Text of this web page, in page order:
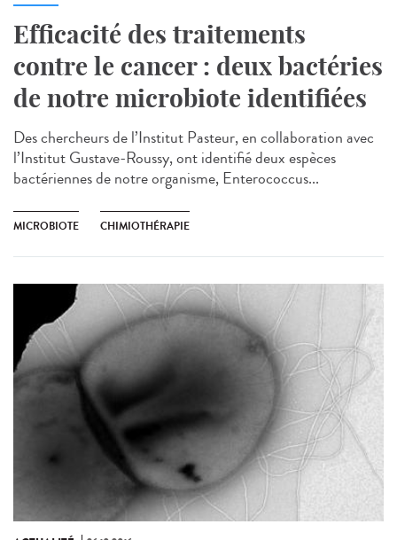
Efficacité des traitements
contre le cancer : deux bactéries
de notre microbiote identifiées
Des chercheurs de l’Institut Pasteur, en collaboration avec
l’Institut Gustave-Roussy, ont identifié deux espèces
bactériennes de notre organisme, Enterococcus...
MICROBIOTE CHIMIOTHÉRAPIE